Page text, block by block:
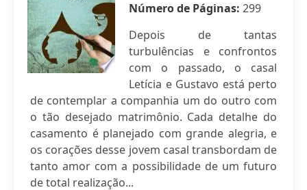
Número de Páginas: 299
Depois de tantas
turbulências e confrontos
com o passado, o casal
Letícia e Gustavo está perto
de contemplar a companhia um do outro com
o tão desejado matrimônio. Cada detalhe do
casamento é planejado com grande alegria, e
os corações desse jovem casal transbordam de
tanto amor com a possibilidade de um futuro
de total realização...